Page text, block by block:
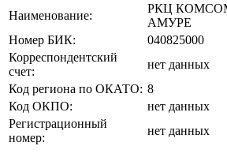
Наименование:
РКЦ
АМУРЕ
Номер БИК:
040825000
Корреспондентский
счет:
нет данных
Код региона по ОКАТО: 8
Код ОКПО:
нет данных
Регистрационный
номер:
нет данных